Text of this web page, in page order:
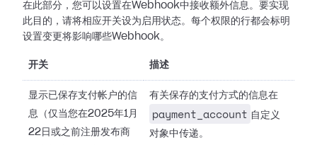
在此部分，您可以设置在Webhook中接收额外信息。要实现
此目的，请将相应开关设为启用状态。每个权限的行都会标明
设置变更将影响哪些Webhook。
开关 描述
显示已保存支付帐户的信
息（仅当您在2025年1月
22日或之前注册发布商
有关保存的支付方式的信息在
payment_account 自定义
对象中传递。